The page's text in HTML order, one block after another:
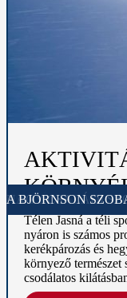
Télen Jasná a téli
nyáron is számos
kerékpározás és
környező természet
csodálatos
FŐÉPÜLET
WELLNESS
HOSTEL
VILLA
STANDART SZOBA
CSALÁDI SZOBA
NAGY CSALÁDI
A BJÖRNSON